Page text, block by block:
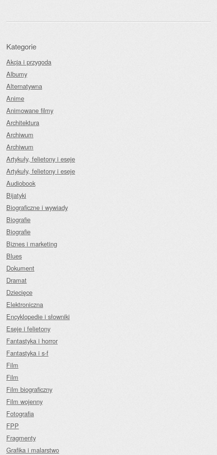
Kategorie
Akcja i przygoda
Albumy
Alternatywna
Anime
Animowane filmy
Architektura
Archiwum
Archiwum
Artykuły, felietony i eseje
Artykuły, felietony i eseje
Audiobook
Bijatyki
Biograficzne i wywiady
Biografie
Biografie
Biznes i marketing
Blues
Dokument
Dramat
Dziecięce
Elektroniczna
Encyklopedie i słowniki
Eseje i felietony
Fantastyka i horror
Fantastyka i s-f
Film
Film
Film biograficzny
Film wojenny
Fotografia
FPP
Fragmenty
Grafika i malarstwo